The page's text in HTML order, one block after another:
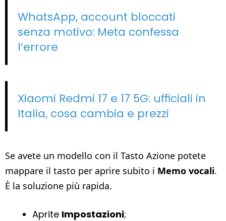
WhatsApp, account bloccati
senza motivo: Meta confessa
l’errore
Xiaomi Redmi 17 e 17 5G: ufficiali in
Italia, cosa cambia e prezzi
Se avete un modello con il Tasto Azione potete
mappare il tasto per aprire subito i Memo vocali.
È la soluzione più rapida.
Aprite Impostazioni;